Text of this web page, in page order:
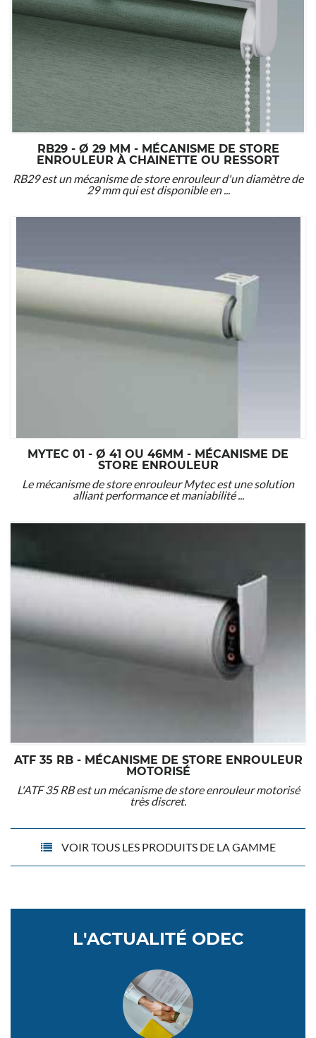
RB29 - Ø 29 MM - MÉCANISME DE STORE
ENROULEUR À CHAINETTE OU RESSORT
RB29 est un mécanisme de store enrouleur d'un diamètre de
29 mm qui est disponible en ...
MYTEC 01 - Ø 41 OU 46MM - MÉCANISME DE
STORE ENROULEUR
Le mécanisme de store enrouleur Mytec est une solution
alliant performance et maniabilité ...
ATF 35 RB - MÉCANISME DE STORE ENROULEUR
MOTORISÉ
L'ATF 35 RB est un mécanisme de store enrouleur motorisé
très discret.
VOIR TOUS LES PRODUITS DE LA GAMME
L'ACTUALITÉ ODEC